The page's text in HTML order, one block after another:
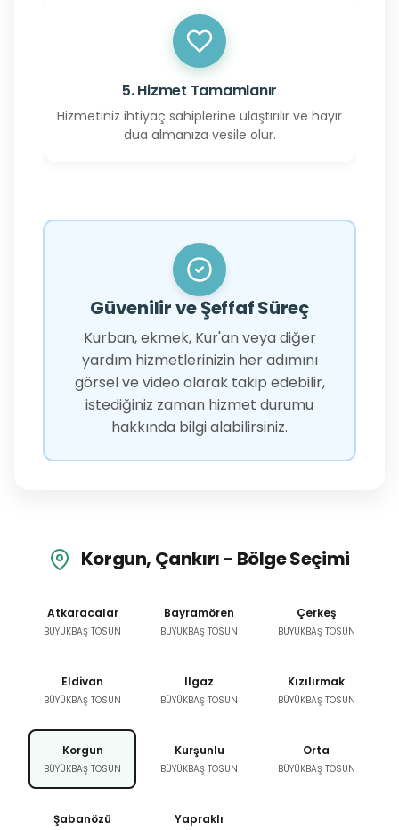
5. Hizmet Tamamlanır
Hizmetiniz ihtiyaç sahiplerine ulaştırılır ve hayır
dua almanıza vesile olur.
Güvenilir ve Şeffaf Süreç
Kurban, ekmek, Kur'an veya diğer
yardım hizmetlerinizin her adımını
görsel ve video olarak takip edebilir,
istediğiniz zaman hizmet durumu
hakkında bilgi alabilirsiniz.
Korgun, Çankırı - Bölge Seçimi
Atkaracalar
BÜYÜKBAŞ TOSUN
Bayramören
BÜYÜKBAŞ TOSUN
Çerkeş
BÜYÜKBAŞ TOSUN
Eldivan
BÜYÜKBAŞ TOSUN
Ilgaz
BÜYÜKBAŞ TOSUN
Kızılırmak
BÜYÜKBAŞ TOSUN
Korgun
BÜYÜKBAŞ TOSUN
Kurşunlu
BÜYÜKBAŞ TOSUN
Orta
BÜYÜKBAŞ TOSUN
Şabanözü Yapraklı